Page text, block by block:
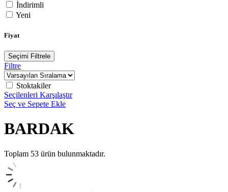
İndirimli
Yeni
Fiyat
Seçimi Filtrele
Filtre
Stoktakiler
Seçilenleri Karşılaştır
Seç ve Sepete Ekle
BARDAK
Toplam 53 ürün bulunmaktadır.